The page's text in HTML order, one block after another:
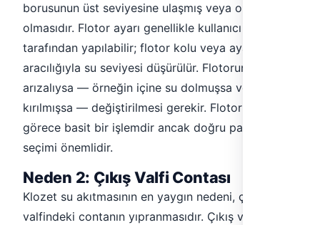
borusunun üst seviyesine ulaşmış veya onu aşmış
olmasıdır. Flotor ayarı genellikle kullanıcı
tarafından yapılabilir; flotor kolu veya ayar vidası
aracılığıyla su seviyesi düşürülür. Flotorun kendisi
arızalıysa — örneğin içine su dolmuşsa veya
kırılmışsa — değiştirilmesi gerekir. Flotor değişimi,
görece basit bir işlemdir ancak doğru parça
seçimi önemlidir.
Neden 2: Çıkış Valfi Contası
Klozet su akıtmasının en yaygın nedeni, çıkış
valfindeki contanın yıpranmasıdır. Çıkış valfi,